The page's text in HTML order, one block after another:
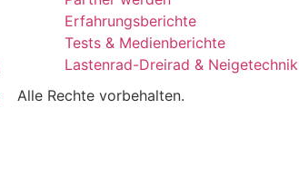
Erfahrungsberichte
Tests & Medienberichte
Lastenrad-Dreirad & Neigetechnik
Alle Rechte vorbehalten.